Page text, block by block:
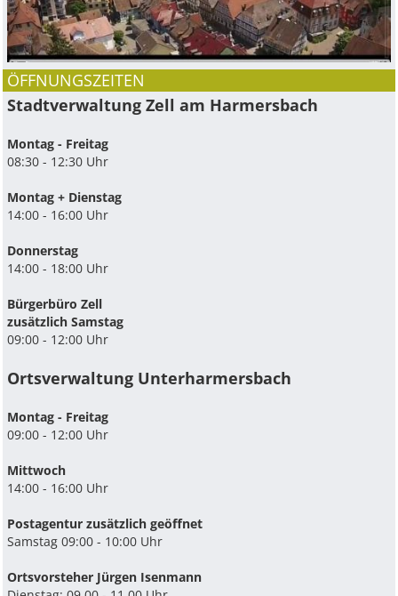
ÖFFNUNGSZEITEN
Stadtverwaltung Zell am Harmersbach
Montag - Freitag
08:30 - 12:30 Uhr
Montag + Dienstag
14:00 - 16:00 Uhr
Donnerstag
14:00 - 18:00 Uhr
Bürgerbüro Zell
zusätzlich Samstag
09:00 - 12:00 Uhr
Ortsverwaltung Unterharmersbach
Montag - Freitag
09:00 - 12:00 Uhr
Mittwoch
14:00 - 16:00 Uhr
Postagentur zusätzlich geöffnet
Samstag 09:00 - 10:00 Uhr
Ortsvorsteher Jürgen Isenmann